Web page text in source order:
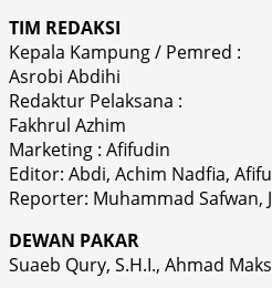
TIM REDAKSI
Kepala Kampung / Pemred :
Asrobi Abdihi
Redaktur Pelaksana :
Fakhrul Azhim
Marketing : Afifudin
Editor: Abdi, Achim Nadfia,
Reporter: Muhammad Safwan,
DEWAN PAKAR
Suaeb Qury, S.H.I., Ahmad